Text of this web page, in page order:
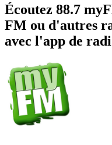
Écoutez 88.7
FM ou d'autres
avec l'app de